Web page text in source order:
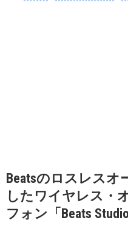
Beatsのロスレスオ
したワイヤレス・
フォン「Beats